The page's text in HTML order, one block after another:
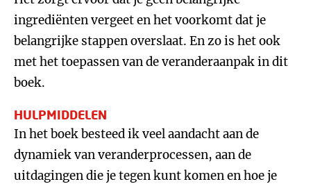
ingrediënten vergeet en het voorkomt dat je
belangrijke stappen overslaat. En zo is het ook
met het toepassen van de veranderaanpak in dit
boek.
HULPMIDDELEN
In het boek besteed ik veel aandacht aan de
dynamiek van veranderprocessen, aan de
uitdagingen die je tegen kunt komen en hoe je